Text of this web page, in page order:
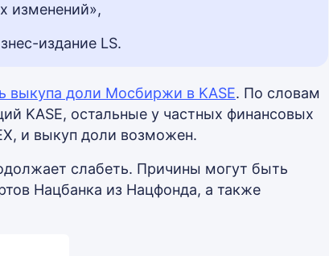
изменений»,
издание LS.
выкупа доли Мосбиржи в KASE. По словам
KASE, остальные у частных финансовых
и выкуп доли возможен.
слабеть. Причины могут быть
Нацбанка из Нацфонда, а также